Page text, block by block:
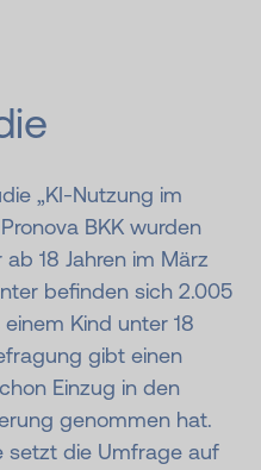
„KI-Nutzung im
BKK wurden
18 Jahren im März
befinden sich 2.005
Kind unter 18
gibt einen
Einzug in den
genommen hat.
setzt die Umfrage auf